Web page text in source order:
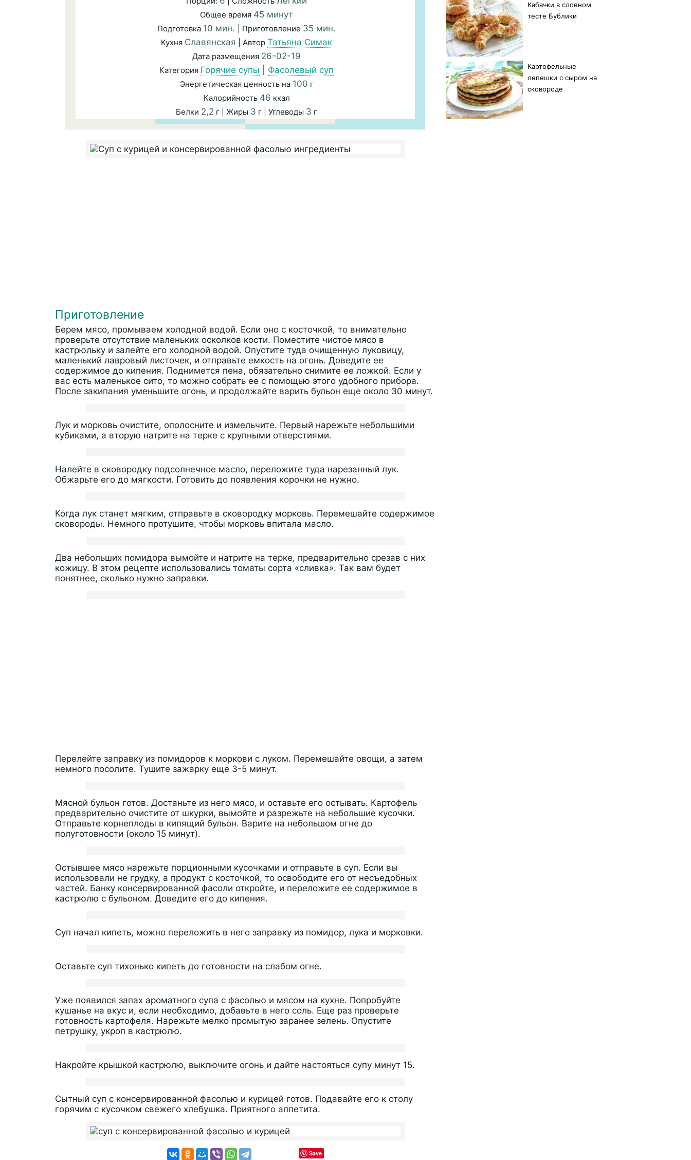
Общее время 45 минут
Подготовка 10 мин. | Приготовление 35 мин.
Кухня Славянская | Автор Татьяна Симак
Дата размещения 26-02-19
Категория Горячие супы Фасолевый суп
Энергетическая ценность на 100 г
Калорийность 46 ккал
Белки 2,2 г | Жиры 3 г | Углеводы 3 г
Приготовление
Берем мясо, промываем холодной водой. Если оно с косточкой, то внимательно
проверьте отсутствие маленьких осколков кости. Поместите чистое мясо в
кастрюльку и залейте его холодной водой. Опустите туда очищенную луковицу,
маленький лавровый листочек, и отправьте емкость на огонь. Доведите ее
содержимое до кипения. Поднимется пена, обязательно снимите ее ложкой. Если у
вас есть маленькое сито, то можно собрать ее с помощью этого удобного прибора.
После закипания уменьшите огонь, и продолжайте варить бульон еще около 30 минут.
Лук и морковь очистите, ополосните и измельчите. Первый нарежьте небольшими
кубиками, а вторую натрите на терке с крупными отверстиями.
Налейте в сковородку подсолнечное масло, переложите туда нарезанный лук.
Обжарьте его до мягкости. Готовить до появления корочки не нужно.
Когда лук станет мягким, отправьте в сковородку морковь. Перемешайте содержимое
сковороды. Немного протушите, чтобы морковь впитала масло.
Два небольших помидора вымойте и натрите на терке, предварительно срезав с них
кожицу. В этом рецепте использовались томаты сорта «сливка». Так вам будет
понятнее, сколько нужно заправки.
Перелейте заправку из помидоров к моркови с луком. Перемешайте овощи, а затем
немного посолите. Тушите зажарку еще 3-5 минут.
Мясной бульон готов. Достаньте из него мясо, и оставьте его остывать. Картофель
предварительно очистите от шкурки, вымойте и разрежьте на небольшие кусочки.
Отправьте корнеплоды в кипящий бульон. Варите на небольшом огне до
полуготовности (около 15 минут).
Остывшее мясо нарежьте порционными кусочками и отправьте в суп. Если вы
использовали не грудку, а продукт с косточкой, то освободите его от несъедобных
частей. Банку консервированной фасоли откройте, и переложите ее содержимое в
кастрюлю с бульоном. Доведите его до кипения.
Суп начал кипеть, можно переложить в него заправку из помидор, лука и морковки.
Оставьте суп тихонько кипеть до готовности на слабом огне.
Уже появился запах ароматного супа с фасолью и мясом на кухне. Попробуйте
кушанье на вкус и, если необходимо, добавьте в него соль. Еще раз проверьте
готовность картофеля. Нарежьте мелко промытую заранее зелень. Опустите
петрушку, укроп в кастрюлю.
Накройте крышкой кастрюлю, выключите огонь и дайте настояться супу минут 15.
Сытный суп с консервированной фасолью и курицей готов. Подавайте его к столу
горячим с кусочком свежего хлебушка. Приятного аппетита.
Save
Кабачки в слоеном
тесте Бублики
Картофельные
лепешки с сыром на
сковороде